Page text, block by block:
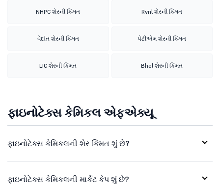
NHPC શેરની કિંમત Rvnl શેરની કિંમત
વેદાંત શેરની કિંમત પેટીએમ શેરની કિંમત
LIC શેરની કિંમત Bhel શેરની કિંમત
ફાઇનોટેક્સ કેમિકલ એફએક્યૂ
ફાઇનોટેક્સ કેમિકલની શેર કિંમત શું છે?
ફાઇનોટેક્સ કેમિકલની માર્કેટ કેપ શું છે?